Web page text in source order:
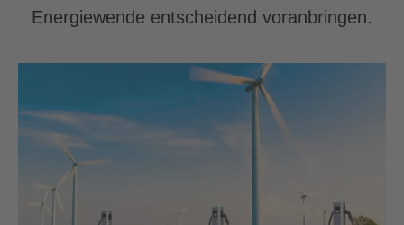
Energiewende entscheidend voranbringen.